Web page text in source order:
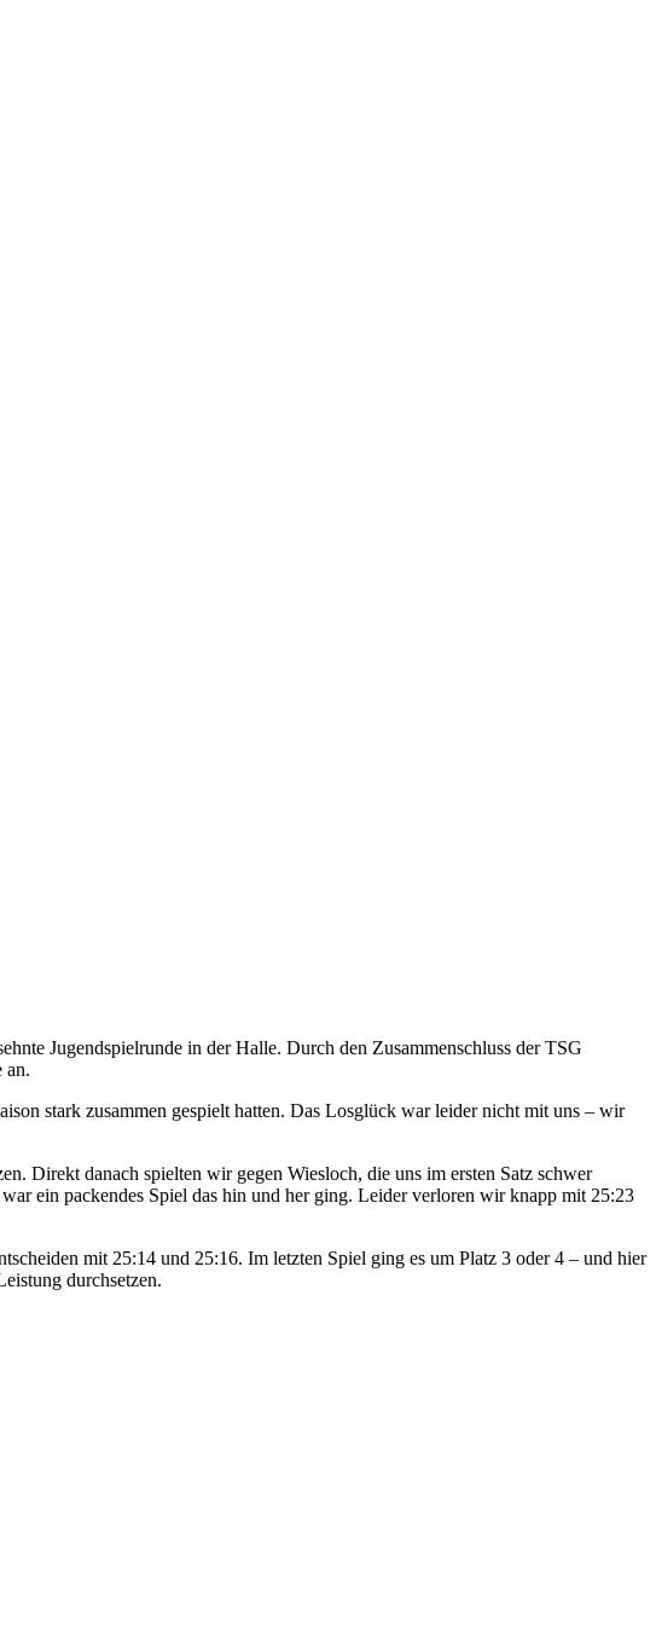
Jugendspielrunde in der Halle. Durch den Zusammenschluss der TSG
an.
stark zusammen gespielt hatten. Das Losglück war leider nicht mit uns – wir
Direkt danach spielten wir gegen Wiesloch, die uns im ersten Satz schwer
ein packendes Spiel das hin und her ging. Leider verloren wir knapp mit 25:23
mit 25:14 und 25:16. Im letzten Spiel ging es um Platz 3 oder 4 – und hier
durchsetzen.